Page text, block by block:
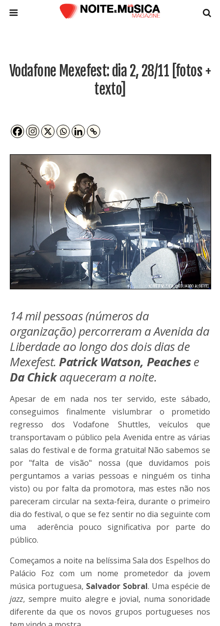
Vodafone Mexefest: dia 2, 28/11 [fotos +
texto]
14 mil pessoas (números da
organização) percorreram a Avenida da
Liberdade ao longo dos dois dias de
Mexefest. Patrick Watson, Peachese
Da Chickaqueceram a noite.
Apesar de em nada nos ter servido, este sábado,
conseguimos finalmente vislumbrar o prometido
regresso dos Vodafone Shuttles, veículos que
transportavam o público pela Avenida entre as várias
salas do festival e de forma gratuita! Não sabemos se
por "falta de visão" nossa (que duvidamos pois
perguntamos a varias pessoas e ninguém os tinha
visto) ou por falta da promotora, mas estes não nos
pareceram circular na sexta-feira, durante o primeiro
dia do festival, o que se fez sentir no dia seguinte com
uma aderência pouco significativa por parte do
público.
Começamos a noite na belíssima Sala dos Espelhos do
Palácio Foz com um nome prometedor da jovem
música portuguesa, Salvador Sobral. Uma espécie de
jazz, sempre muito alegre e jovial, numa sonoridade
diferente da que os novos grupos portugueses nos